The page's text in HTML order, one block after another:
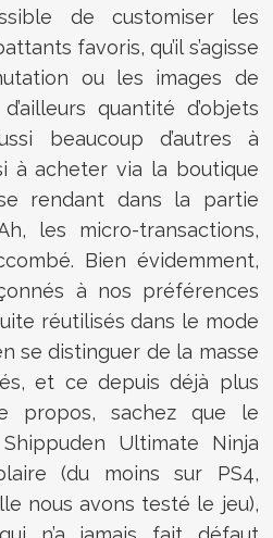
de customiser les
favoris, qu’il s’agisse
ou les images de
quantité d’objets
beaucoup d’autres à
à acheter via la boutique
rendant dans la partie
les micro-transactions,
Bien évidemment,
à nos préférences
réutilisés dans le mode
se distinguer de la masse
et ce depuis déjà plus
propos, sachez que le
Ultimate Ninja
(du moins sur PS4,
nous avons testé le jeu),